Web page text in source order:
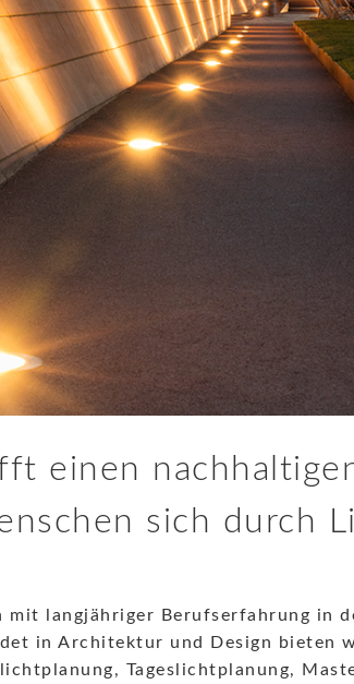
einen
sich durch
mit langjähriger Berufserfahrung in
in Architektur und Design bieten
Tageslichtplanung,